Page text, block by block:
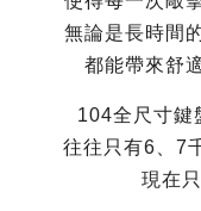
無論是長時間
都能帶來舒
104全尺寸鍵
往往只有6、7
現在